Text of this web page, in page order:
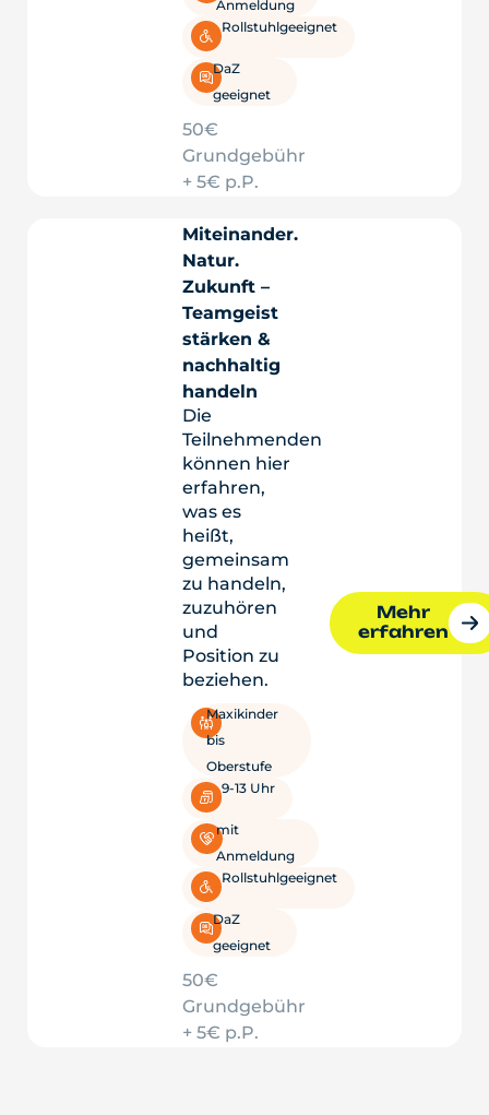
Anmeldung
Rollstuhlgeeignet
DaZ
geeignet
50€
Grundgebühr
+ 5€ p.P.
Miteinander.
Natur.
Zukunft –
Teamgeist
stärken &
nachhaltig
handeln
Die
Teilnehmenden
können hier
erfahren,
was es
heißt,
gemeinsam
zu handeln,
zuzuhören
und
Position zu
beziehen.
Maxikinder
bis
Oberstufe
9-13 Uhr
mit
Anmeldung
Rollstuhlgeeignet
DaZ
geeignet
50€
Grundgebühr
+ 5€ p.P.
Mehr
erfahren